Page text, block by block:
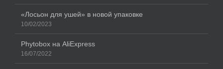
«Лосьон для ушей» в новой упаковке
10/02/2023
Phytobox на AliExpress
16/07/2022